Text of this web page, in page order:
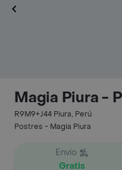
Magia Piura -
R9M9+J44 Piura, Perú
Postres - Magia Piura
Envío
Gratis